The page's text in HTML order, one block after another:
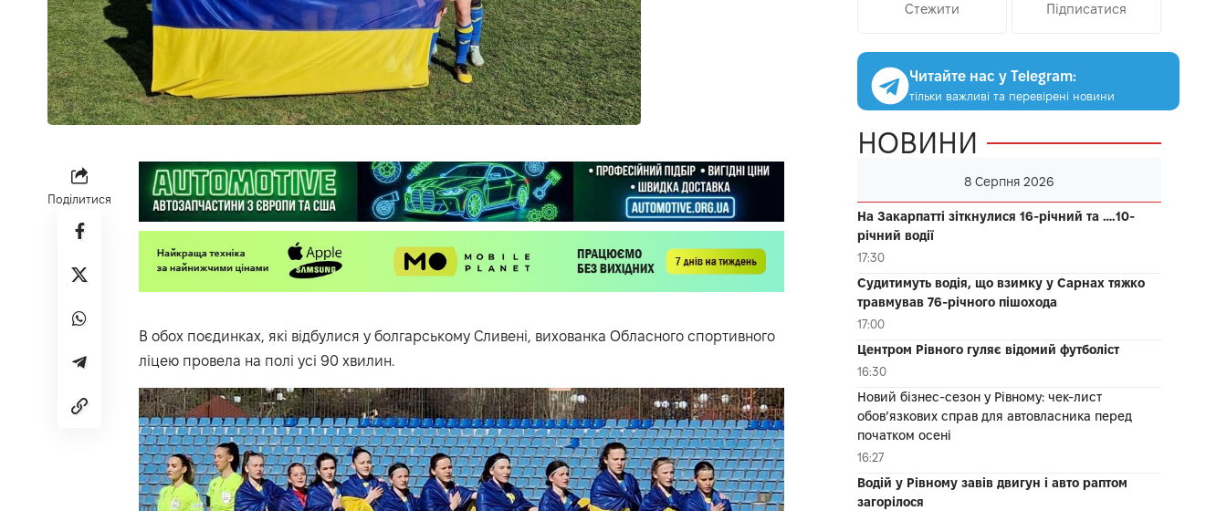
Поділитися
В обох поєдинках, які відбулися у болгарському Сливені, вихованка Обласного спортивного
ліцею провела на полі усі 90 хвилин.
Стежити Підписатися
Читайте нас у Telegram:
тільки важливі та перевірені новини
НОВИНИ
8 Серпня 2026
На Закарпатті зіткнулися 16-річний та ….10-
річний водії
17:30
Судитимуть водія, що взимку у Сарнах тяжко
травмував 76-річного пішохода
17:00
Центром Рівного гуляє відомий футболіст
16:30
Новий бізнес-сезон у Рівному: чек-лист
обов’язкових справ для автовласника перед
початком осені
16:27
Водій у Рівному завів двигун і авто раптом
загорілося